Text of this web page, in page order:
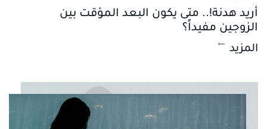
أريد هدنة!.. متى يكون البعد المؤقت بين
الزوجين مفيداً؟
المزيد